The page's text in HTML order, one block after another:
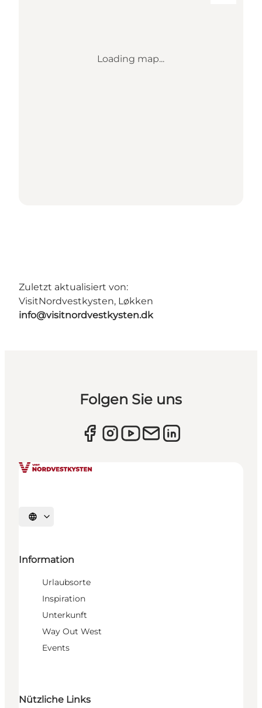
Loading map...
Zuletzt aktualisiert von:
VisitNordvestkysten, Løkken
info@visitnordvestkysten.dk
Folgen Sie uns
Sprache auswählen
Information
Urlaubsorte
Inspiration
Unterkunft
Way Out West
Events
Nützliche Links